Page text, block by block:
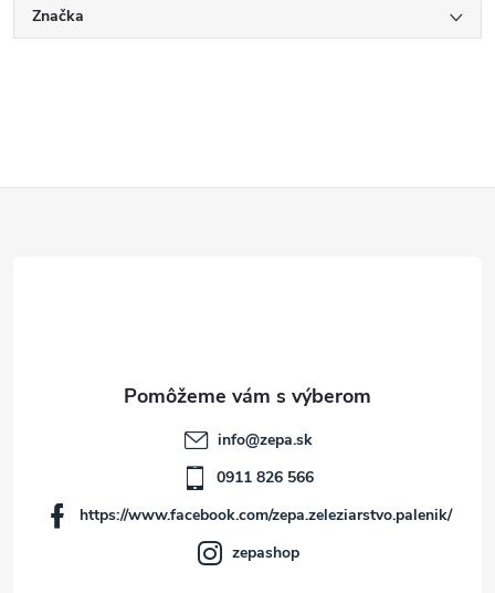
Značka
info@zepa.sk
0911 826 566
https://www.facebook.com/zepa.zeleziarstvo.palenik/
zepashop